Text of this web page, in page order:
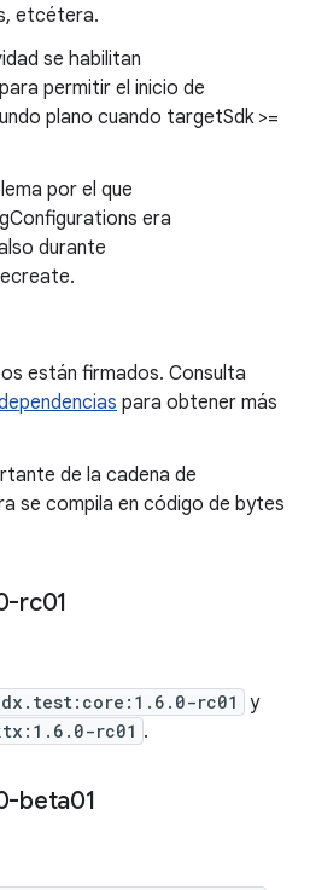
etcétera.
se habilitan
permitir el inicio de
plano cuando targetSdk >=
por el que
era
durante
están firmados. Consulta
para obtener más
de la cadena de
se compila en código de bytes
rc01
rc01 y
rc01 .
beta01